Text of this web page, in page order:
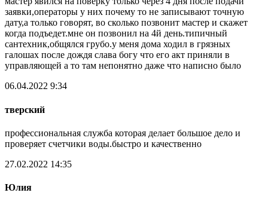
заявки,операторы у них почему то не записывают точную
дату,а только говорят, во сколько позвонит мастер и скажет
когда подъедет.мне он позвонил на 4й день.типичный
сантехник,общялся грубо.у меня дома ходил в грязных
галошах после дождя слава богу что его акт приняли в
управляющей а то там непонятно даже что написно было
06.04.2022 9:34
тверский
профессиональная служба которая делает большое дело и
проверяет счетчики воды.быстро и качественно
27.02.2022 14:35
Юлия